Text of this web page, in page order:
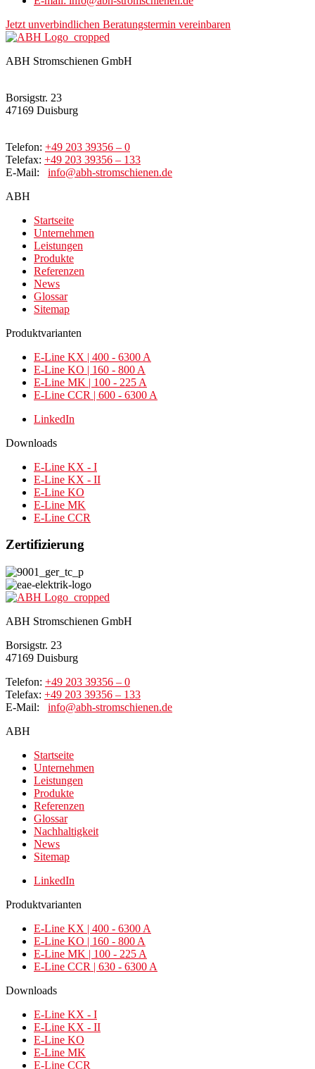
Jetzt unverbindlichen Beratungstermin vereinbaren
ABH Stromschienen GmbH
Borsigstr. 23
47169 Duisburg
Telefon: +49 203 39356 – 0
Telefax: +49 203 39356 – 133
E-Mail: info@abh-stromschienen.de
ABH
Startseite
Unternehmen
Leistungen
Produkte
Referenzen
News
Glossar
Sitemap
Produktvarianten
E-Line KX | 400 - 6300 A
E-Line KO | 160 - 800 A
E-Line MK | 100 - 225 A
E-Line CCR | 600 - 6300 A
LinkedIn
Downloads
E-Line KX - I
E-Line KX - II
E-Line KO
E-Line MK
E-Line CCR
Zertifizierung
ABH Stromschienen GmbH
Borsigstr. 23
47169 Duisburg
Telefon: +49 203 39356 – 0
Telefax: +49 203 39356 – 133
E-Mail: info@abh-stromschienen.de
ABH
Startseite
Unternehmen
Leistungen
Produkte
Referenzen
Glossar
Nachhaltigkeit
News
Sitemap
LinkedIn
Produktvarianten
E-Line KX | 400 - 6300 A
E-Line KO | 160 - 800 A
E-Line MK | 100 - 225 A
E-Line CCR | 630 - 6300 A
Downloads
E-Line KX - I
E-Line KX - II
E-Line KO
E-Line MK
E-Line CCR